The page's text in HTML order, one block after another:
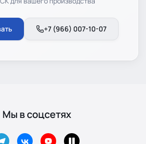
+7 (966) 007-10-07
Мы в соцсетях